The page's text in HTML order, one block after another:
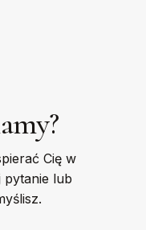
Cię w
pytanie lub